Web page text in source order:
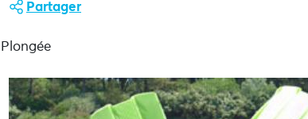
Partager
Plongée